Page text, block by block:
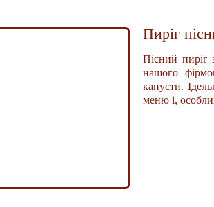
Пиріг
Пісний пиріг
нашого
капусти.
меню і,